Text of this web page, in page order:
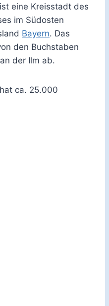
eine Kreisstadt des
im Südosten
Bayern. Das
den Buchstaben
der Ilm ab.
ca. 25.000